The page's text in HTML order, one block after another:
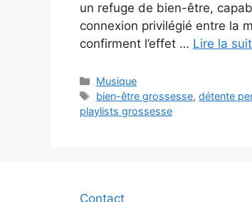
un refuge de bien-être,
connexion privilégié entre la
confirment l’effet … Lire la
Catégories
Musique
Étiquettes
bien-être grossesse,détente
playlists grossesse
Contact